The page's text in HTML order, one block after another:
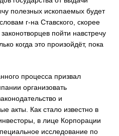
полезных ископаемых будет
г-на Ставского, скорее
пойти навстречу
когда это произойдёт, пока
процесса призвал
организовать
и
акты. Как стало известно в
в лице Корпорации
исследование по